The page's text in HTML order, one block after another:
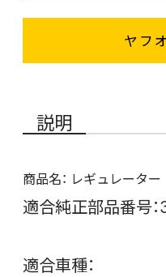
ヤフ
説明
商品名： レギュレーター
適合純正部品番号
適合車種：